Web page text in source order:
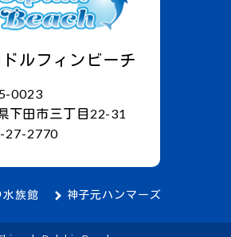
ルフィンビーチ
0023
下田市三丁目22-31
27-2770
水族館 神子元ハンマーズ